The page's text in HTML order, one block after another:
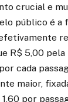
crucial e
público é a
R$ 5,00
cada
maior,
por